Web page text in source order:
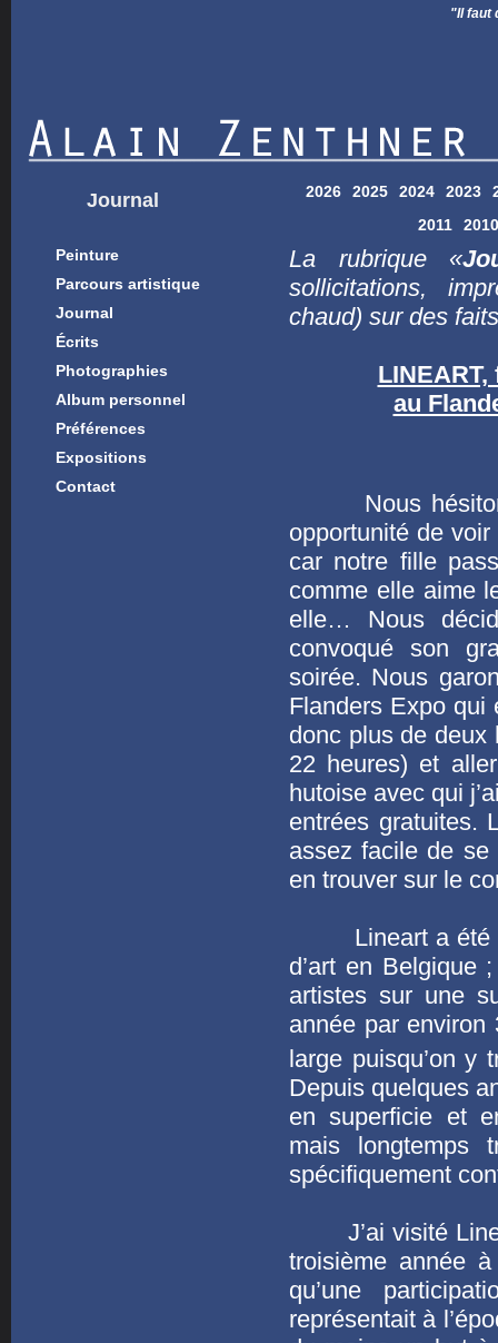
"Il faut que la
Journal
Peinture
Parcours artistique
Journal
Écrits
Photographies
Album personnel
Préférences
Expositions
Contact
2026 2025 2024 2023
2011
2010
La rubrique «
sollicitations,
chaud) sur des
au
Nous hésitons
opportunité de
car notre fille
comme elle aime
elle… Nous
convoqué son
soirée. Nous
Flanders Expo qui
donc plus de deux
22 heures) et
hutoise avec qui
entrées gratuites.
assez facile de se
en trouver sur le
Lineart a été
d’art en Belgique
artistes sur une
année par environ
large puisqu’on y
Depuis quelques
en superficie et
mais longtemps
spécifiquement
J’ai visité
troisième année
qu’une
représentait à